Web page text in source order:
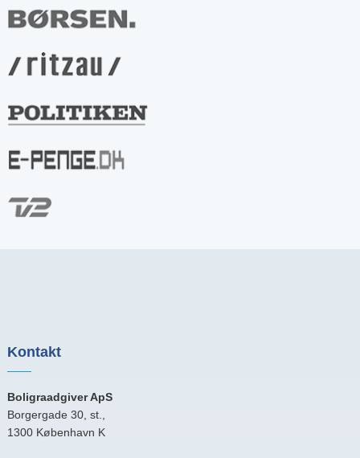
Kontakt
Boligraadgiver ApS
Borgergade 30, st.,
1300 København K